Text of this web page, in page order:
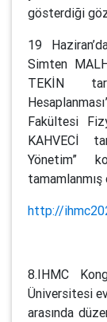
gösterdiği
19
Simten
TEKİN
Fakültesi
KAHVECİ
Yönetim”
tamamlanmış
http://
8.IHMC
Üniversitesi
arasında